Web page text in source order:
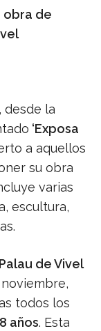
obra de
, desde la
‘Exposa
a aquellos
su obra
varias
escultura,
de Vivel
todos los
años. Esta